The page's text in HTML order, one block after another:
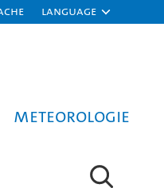
Language
Meteorologie